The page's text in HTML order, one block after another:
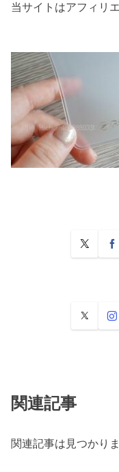
当サイトはアフィリ
関連記事
関連記事は見つかり